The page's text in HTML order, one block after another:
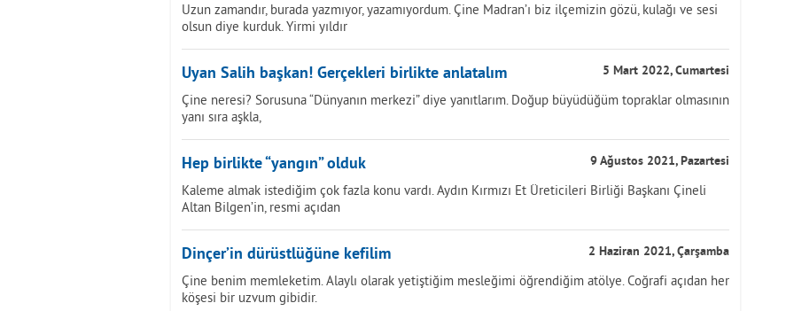
Uzun zamandır, burada yazmıyor, yazamıyordum. Çine Madran’ı biz ilçemizin gözü, kulağı ve sesi
olsun diye kurduk. Yirmi yıldır
Uyan Salih başkan! Gerçekleri birlikte anlatalım 5 Mart 2022, Cumartesi
Çine neresi? Sorusuna “Dünyanın merkezi” diye yanıtlarım. Doğup büyüdüğüm topraklar olmasının
yanı sıra aşkla,
Hep birlikte “yangın” olduk 9 Ağustos 2021, Pazartesi
Kaleme almak istediğim çok fazla konu vardı. Aydın Kırmızı Et Üreticileri Birliği Başkanı Çineli
Altan Bilgen’in, resmi açıdan
Dinçer’in dürüstlüğüne kefilim 2 Haziran 2021, Çarşamba
Çine benim memleketim. Alaylı olarak yetiştiğim mesleğimi öğrendiğim atölye. Coğrafi açıdan her
köşesi bir uzvum gibidir.